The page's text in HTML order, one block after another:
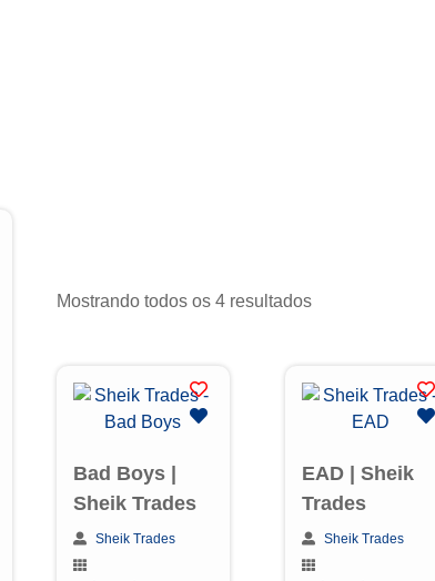
Mostrando todos os 4 resultados
Bad Boys |
Sheik Trades
Sheik Trades
EAD | Sheik
Trades
Sheik Trades